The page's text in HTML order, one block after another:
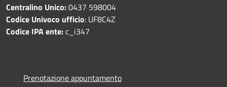
Centralino Unico:0437 598004
Codice Univoco ufficio: UF8C4Z
Codice IPA ente:c_i347
Prenotazione appuntamento